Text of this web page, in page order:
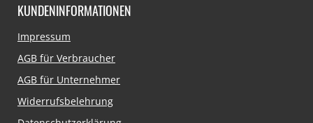
KUNDENINFORMATIONEN
Navigation
Impressum
AGB für Verbraucher
AGB für Unternehmer
Widerrufsbelehrung